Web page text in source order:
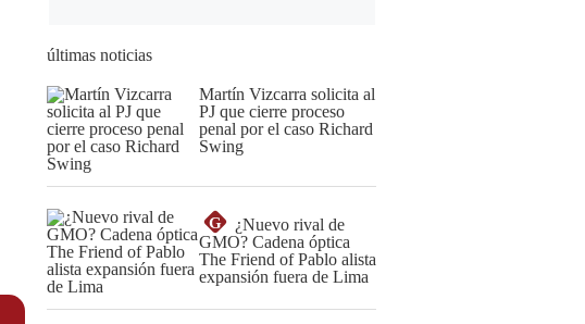
últimas noticias
Martín Vizcarra solicita al
PJ que cierre proceso
penal por el caso Richard
Swing
G
¿Nuevo rival de
GMO? Cadena óptica
The Friend of Pablo alista
expansión fuera de Lima